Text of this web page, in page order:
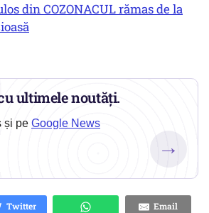
din COZONACUL rămas de la
ultimele noutăți.
și pe Google News
→
Twitter
Email